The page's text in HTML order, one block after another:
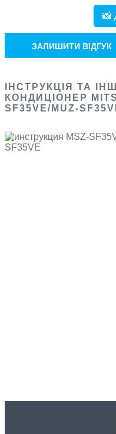
📸
ЗАЛИШИТИ ВІДГУК
ІНСТРУКЦІЯ ТА
КОНДИЦІОНЕР
SF35VE/MUZ-